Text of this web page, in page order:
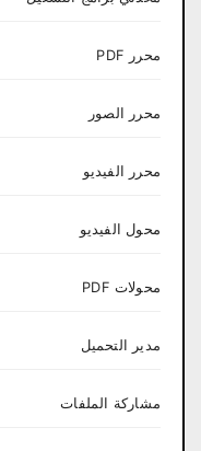
محرر PDF
محرر الصور
محرر الفيديو
محول الفيديو
محولات PDF
مدير التحميل
مشاركة الملفات